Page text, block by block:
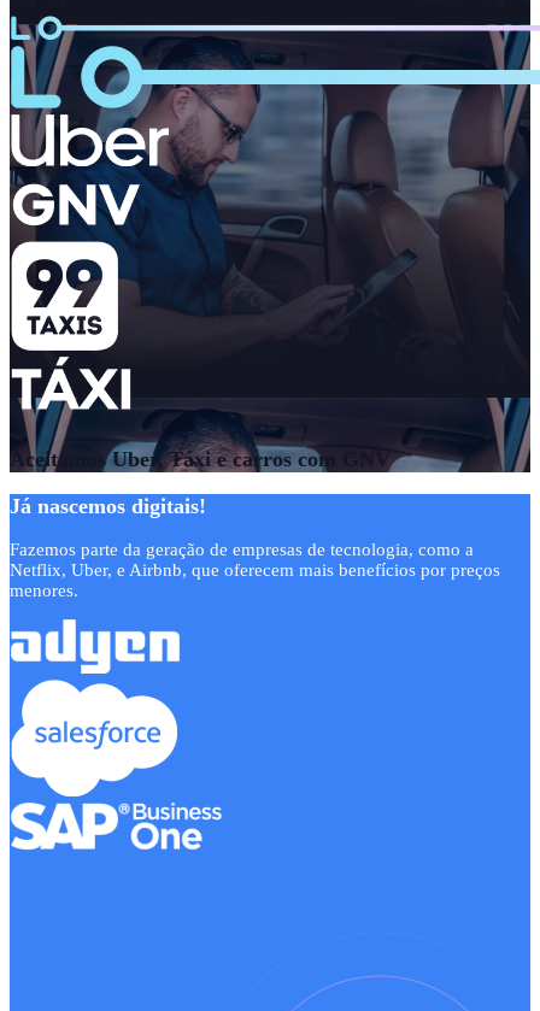
Aceitamos Uber, Táxi e carros com GNV
Já nascemos digitais!
Fazemos parte da geração de empresas de tecnologia, como a
Netflix, Uber, e Airbnb, que oferecem mais benefícios por preços
menores.